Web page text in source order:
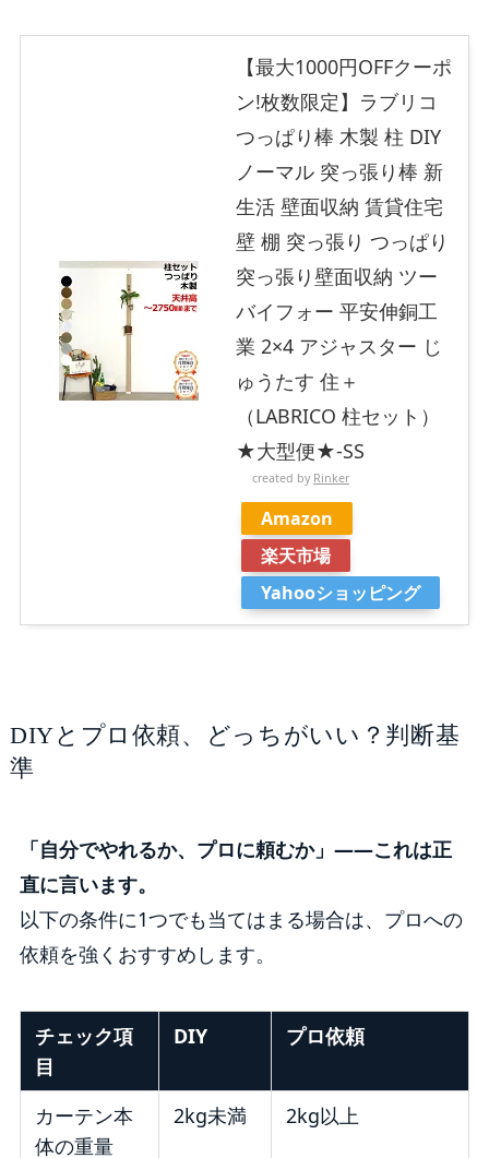
【最大1000円OFFクーポ
ン!枚数限定】ラブリコ
つっぱり棒 木製 柱 DIY
ノーマル 突っ張り棒 新
生活 壁面収納 賃貸住宅
壁 棚 突っ張り つっぱり
突っ張り壁面収納 ツー
バイフォー 平安伸銅工
業 2×4 アジャスター じ
ゅうたす 住＋
（LABRICO 柱セット）
★大型便★-SS
created by Rinker
Amazon
楽天市場
Yahooショッピング
DIYとプロ依頼、どっちがいい？判断基
準
「自分でやれるか、プロに頼むか」——これは正
直に言います。
以下の条件に1つでも当てはまる場合は、プロへの
依頼を強くおすすめします。
チェック項
目
DIY プロ依頼
カーテン本
体の重量
2kg未満 2kg以上